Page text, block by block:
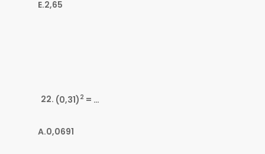
E.2,65
(0,31) 2 = …
A.0,0691